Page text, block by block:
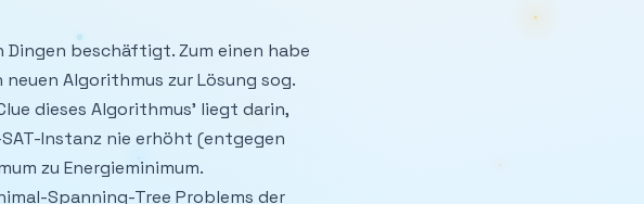
beschäftigt. Zum einen habe
Algorithmus zur Lösung sog.
dieses Algorithmus’ liegt darin,
Instanz nie erhöht (entgegen
zu Energieminimum.
Spanning-Tree Problems der